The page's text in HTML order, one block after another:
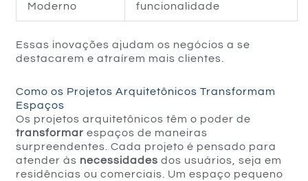
Moderno
funcionalidade
Essas inovações ajudam os negócios a se
destacarem e atraírem mais clientes.
Como os Projetos Arquitetônicos Transformam
Espaços
Os projetos arquitetônicos têm o poder de
transformar espaços de maneiras
surpreendentes. Cada projeto é pensado para
atender às necessidades dos usuários, seja em
residências ou comerciais. Um espaço pequeno